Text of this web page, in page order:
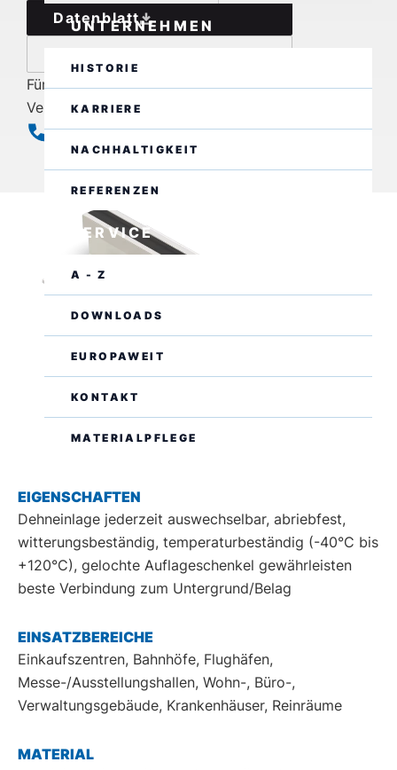
UNTERNEHMEN
HISTORIE
KARRIERE
NACHHALTIGKEIT
REFERENZEN
SERVICE
A - Z
DOWNLOADS
EUROPAWEIT
KONTAKT
MATERIALPFLEGE
Datenblatt
Für weitere Fragen stehen wir auch telefonisch zur
Verfügung.
+49(0)8406/9294-0
Geschlossen Öffnet morgen um 07:00 Uhr
EIGENSCHAFTEN
Dehneinlage jederzeit auswechselbar, abriebfest,
witterungsbeständig, temperaturbeständig (-40°C bis
+120°C), gelochte Auflageschenkel gewährleisten
beste Verbindung zum Untergrund/Belag
EINSATZBEREICHE
Einkaufszentren, Bahnhöfe, Flughäfen,
Messe-/Ausstellungshallen, Wohn-, Büro-,
Verwaltungsgebäude, Krankenhäuser, Reinräume
MATERIAL